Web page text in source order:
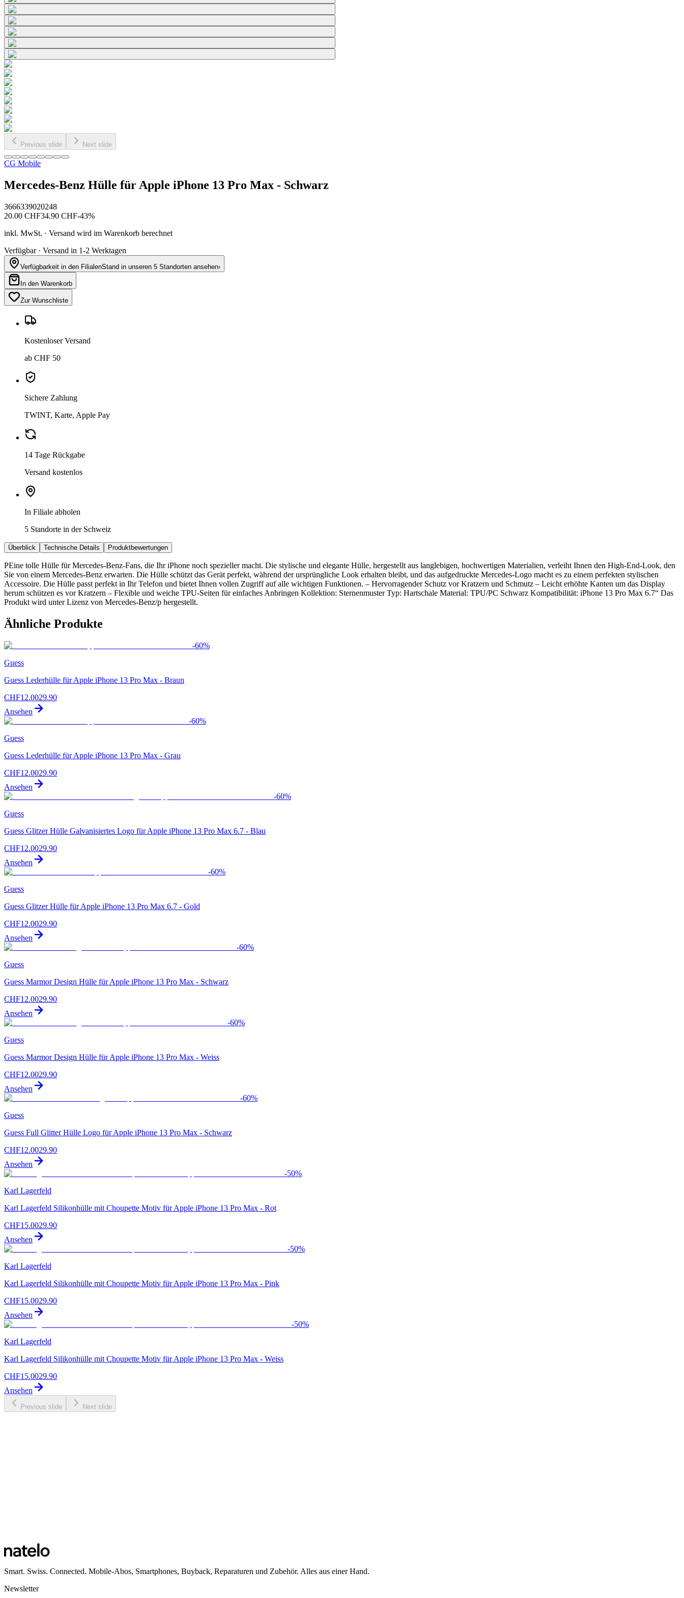
Previous slide Next slide
CG Mobile
Mercedes-Benz Hülle für Apple iPhone 13 Pro Max - Schwarz
3666339020248
20.00 CHF34.90 CHF-43%
inkl. MwSt. · Versand wird im Warenkorb berechnet
Verfügbar · Versand in 1-2 Werktagen
Verfügbarkeit in den FilialenStand in unseren 5 Standorten ansehen›
In den Warenkorb
Zur Wunschliste
Kostenloser Versand
ab CHF 50
Sichere Zahlung
TWINT, Karte, Apple Pay
14 Tage Rückgabe
Versand kostenlos
In Filiale abholen
5 Standorte in der Schweiz
Überblick Technische Details Produktbewertungen
PEine tolle Hülle für Mercedes-Benz-Fans, die Ihr iPhone noch spezieller macht. Die stylische und elegante Hülle, hergestellt aus langlebigen, hochwertigen Materialien, verleiht Ihnen den High-End-Look, den
Sie von einem Mercedes-Benz erwarten. Die Hülle schützt das Gerät perfekt, während der ursprüngliche Look erhalten bleibt, und das aufgedruckte Mercedes-Logo macht es zu einem perfekten stylischen
Accessoire. Die Hülle passt perfekt in Ihr Telefon und bietet Ihnen vollen Zugriff auf alle wichtigen Funktionen. – Hervorragender Schutz vor Kratzern und Schmutz – Leicht erhöhte Kanten um das Display
herum schützen es vor Kratzern – Flexible und weiche TPU-Seiten für einfaches Anbringen Kollektion: Sternenmuster Typ: Hartschale Material: TPU/PC Schwarz Kompatibilität: iPhone 13 Pro Max 6.7“ Das
Produkt wird unter Lizenz von Mercedes-Benz/p hergestellt.
Ähnliche Produkte
-60%
Guess
Guess Lederhülle für Apple iPhone 13 Pro Max - Braun
CHF12.0029.90
Ansehen
-60%
Guess
Guess Lederhülle für Apple iPhone 13 Pro Max - Grau
CHF12.0029.90
Ansehen
-60%
Guess
Guess Glitzer Hülle Galvanisiertes Logo für Apple iPhone 13 Pro Max 6.7 - Blau
CHF12.0029.90
Ansehen
-60%
Guess
Guess Glitzer Hülle für Apple iPhone 13 Pro Max 6.7 - Gold
CHF12.0029.90
Ansehen
-60%
Guess
Guess Marmor Design Hülle für Apple iPhone 13 Pro Max - Schwarz
CHF12.0029.90
Ansehen
-60%
Guess
Guess Marmor Design Hülle für Apple iPhone 13 Pro Max - Weiss
CHF12.0029.90
Ansehen
-60%
Guess
Guess Full Glitter Hülle Logo für Apple iPhone 13 Pro Max - Schwarz
CHF12.0029.90
Ansehen
-50%
Karl Lagerfeld
Karl Lagerfeld Silikonhülle mit Choupette Motiv für Apple iPhone 13 Pro Max - Rot
CHF15.0029.90
Ansehen
-50%
Karl Lagerfeld
Karl Lagerfeld Silikonhülle mit Choupette Motiv für Apple iPhone 13 Pro Max - Pink
CHF15.0029.90
Ansehen
-50%
Karl Lagerfeld
Karl Lagerfeld Silikonhülle mit Choupette Motiv für Apple iPhone 13 Pro Max - Weiss
CHF15.0029.90
Ansehen
Previous slide Next slide
Smart. Swiss. Connected. Mobile-Abos, Smartphones, Buyback, Reparaturen und Zubehör. Alles aus einer Hand.
Newsletter